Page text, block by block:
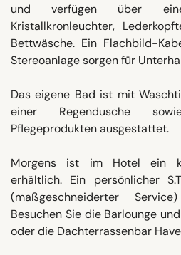
und verfügen über
Kristallkronleuchter,
Bettwäsche. Ein Flachbild-
Stereoanlage sorgen für
Das eigene Bad ist mit
einer Regendusche
Pflegeprodukten ausgestattet.
Morgens ist im Hotel ein
erhältlich. Ein persönlicher
(maßgeschneiderter
Besuchen Sie die Barlounge
oder die Dachterrassenbar